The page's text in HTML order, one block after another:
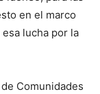
en el marco
lucha por la
Comunidades